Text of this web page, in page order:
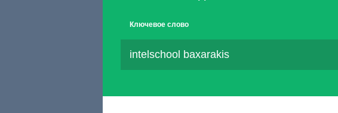
Ключевое слово
intelschool baxarakis